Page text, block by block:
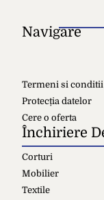
Navigare
Termeni si conditii
Protecția datelor
Cere o oferta
Închiriere
Corturi
Mobilier
Textile